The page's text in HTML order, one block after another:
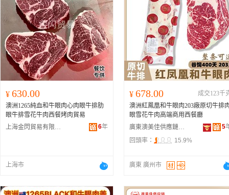
¥ 630.00
澳洲1265純血和牛眼肉心肉眼牛排肋
眼牛排雪花牛肉西餐烤肉貿易
上海金閃貿易有限公司
6年
上海市
¥ 678.00
成交123千
澳洲紅鳳凰和牛眼肉203廠原切牛排
眼雪花牛肉高端商用西餐廳
廣東澳美佳供應鏈管理有限公司
5
回頭率：
15.9%
廣東 廣州市